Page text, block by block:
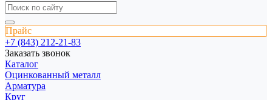
Прайс
+7 (843) 212-21-83
Заказать звонок
Каталог
Оцинкованный металл
Арматура
Круг